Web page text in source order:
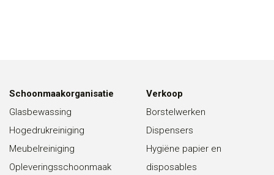
Schoonmaakorganisatie
Glasbewassing
Hogedrukreiniging
Meubelreiniging
Opleveringsschoonmaak
Verkoop
Borstelwerken
Dispensers
Hygiëne papier en
disposables